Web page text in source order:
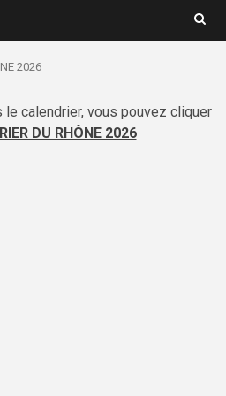
2026
calendrier, vous pouvez cliquer
DU RHÔNE 2026